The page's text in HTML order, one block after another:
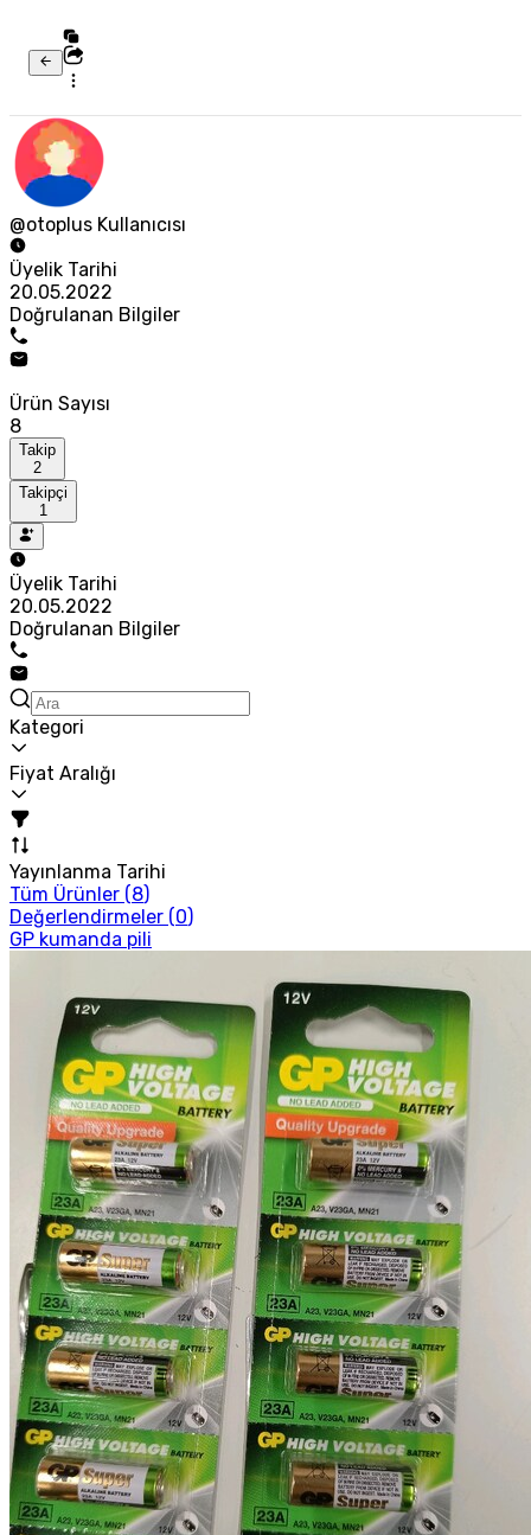
@otoplus Kullanıcısı
Üyelik Tarihi
20.05.2022
Doğrulanan Bilgiler
Ürün Sayısı
8
Takip
2
Takipçi
1
Üyelik Tarihi
20.05.2022
Doğrulanan Bilgiler
Kategori
Fiyat Aralığı
Yayınlanma Tarihi
Tüm Ürünler (8)
Değerlendirmeler (0)
GP kumanda pili